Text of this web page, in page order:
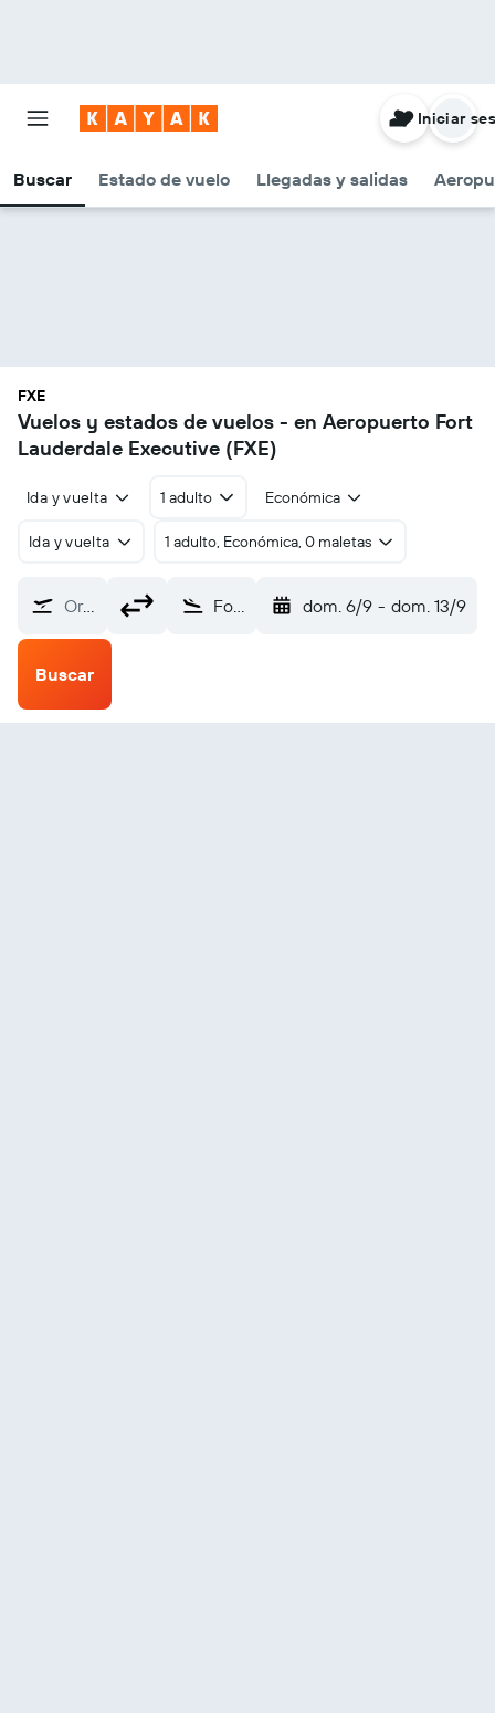
Buscar Estado de vuelo Llegadas y salidas
Iniciar
FXE
Vuelos y estados de vuelos - en Aeropuerto Fort
Lauderdale Executive (FXE)
Ida y vuelta 1 adulto Económica
Ida y vuelta 1 adulto, Económica, 0 maletas
Origen Fort Lauderdale Executive (FXE) dom. 6/9 - dom. 13/9
Buscar